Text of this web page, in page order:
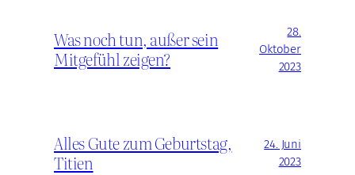
Was noch tun, außer sein
Mitgefühl zeigen?
28.
Oktober
2023
Alles Gute zum Geburtstag,
Titien
24. Juni
2023